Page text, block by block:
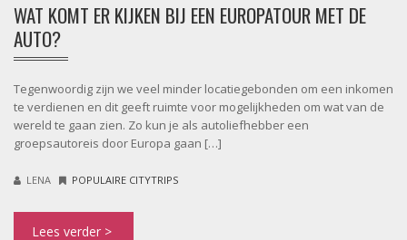
WAT KOMT ER KIJKEN BIJ EEN EUROPATOUR MET DE
AUTO?
Tegenwoordig zijn we veel minder locatiegebonden om een inkomen
te verdienen en dit geeft ruimte voor mogelijkheden om wat van de
wereld te gaan zien. Zo kun je als autoliefhebber een
groepsautoreis door Europa gaan […]
LENA POPULAIRE CITYTRIPS